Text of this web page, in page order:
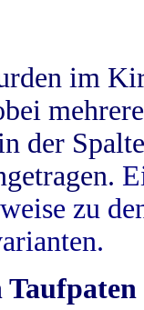
im
der
zu
Taufpaten